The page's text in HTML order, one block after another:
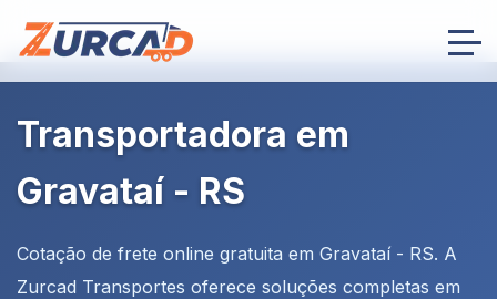
Transportadora em
Gravataí - RS
Cotação de frete online gratuita em Gravataí - RS. A
Zurcad Transportes oferece soluções completas em